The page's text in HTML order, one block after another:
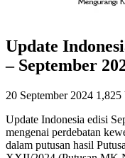
Update
– September
20 September 2024 1,825
Update Indonesia edisi
mengenai perdebatan
dalam putusan hasil